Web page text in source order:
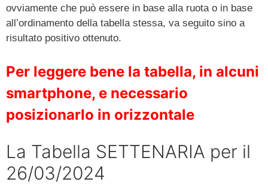
ovviamente che può essere in base alla ruota o in base
all’ordinamento della tabella stessa, va seguito sino a
risultato positivo ottenuto.
Per leggere bene la tabella, in alcuni
smartphone, e necessario
posizionarlo in orizzontale
La Tabella SETTENARIA per il
26/03/2024